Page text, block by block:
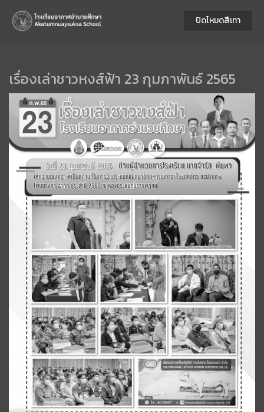
เรื่องเล่าชาวหงส์ฟ้า 23 กุมภาพันธ์ 2565
ปิดโหมดสีเทา